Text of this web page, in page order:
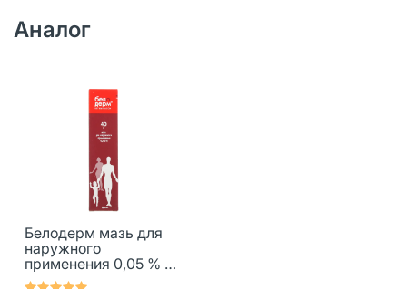
Аналог
Белодерм мазь для
наружного
применения 0,05 % 40
г 1 шт